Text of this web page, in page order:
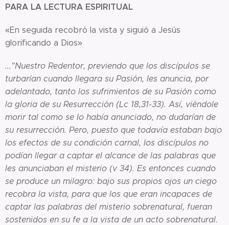
PARA LA LECTURA ESPIRITUAL
«En seguida recobró la vista y siguió a Jesús
glorificando a Dios»
..."Nuestro Redentor, previendo que los discípulos se
turbarían cuando llegara su Pasión, les anuncia, por
adelantado, tanto los sufrimientos de su Pasión como
la gloria de su Resurrección (Lc 18,31-33). Así, viéndole
morir tal como se lo había anunciado, no dudarían de
su resurrección. Pero, puesto que todavía estaban bajo
los efectos de su condición carnal, los discípulos no
podían llegar a captar el alcance de las palabras que
les anunciaban el misterio (v 34). Es entonces cuando
se produce un milagro: bajo sus propios ojos un ciego
recobra la vista, para que los que eran incapaces de
captar las palabras del misterio sobrenatural, fueran
sostenidos en su fe a la vista de un acto sobrenatural.